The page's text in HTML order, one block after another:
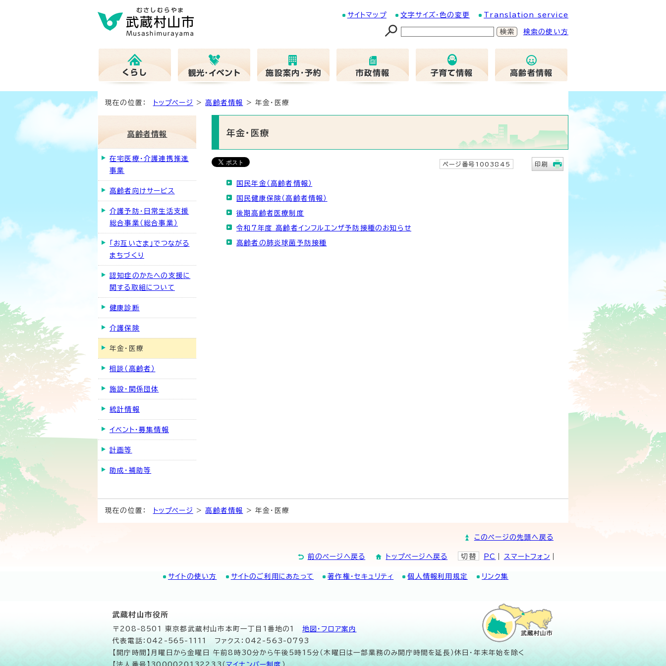
サイトマップ 文字サイズ・色の変更 Translation service
検索の使い方
現在の位置： トップページ > 高齢者情報 > 年金・医療
年金・医療
ページ番号1003845 印刷
国民年金（高齢者情報）
国民健康保険（高齢者情報）
後期高齢者医療制度
令和7年度 高齢者インフルエンザ予防接種のお知らせ
高齢者の肺炎球菌予防接種
高齢者情報
在宅医療・介護連携推進
事業
高齢者向けサービス
介護予防・日常生活支援
総合事業（総合事業）
「お互いさま」でつながる
まちづくり
認知症のかたへの支援に
関する取組について
健康診断
介護保険
年金・医療
相談（高齢者）
施設・関係団体
統計情報
イベント・募集情報
計画等
助成・補助等
現在の位置： トップページ > 高齢者情報 > 年金・医療
このページの先頭へ戻る
前のページへ戻る トップページへ戻る 切替 PC スマートフォン
サイトの使い方 サイトのご利用にあたって 著作権・セキュリティ 個人情報利用規定 リンク集
武蔵村山市役所
〒208-8501 東京都武蔵村山市本町一丁目1番地の1 地図･フロア案内
代表電話：042-565-1111 ファクス：042-563-0793
【開庁時間】月曜日から金曜日 午前8時30分から午後5時15分（木曜日は一部業務のみ開庁時間を延長）休日・年末年始を除く
【法人番号】3000020132233（ マイナンバー制度 ）